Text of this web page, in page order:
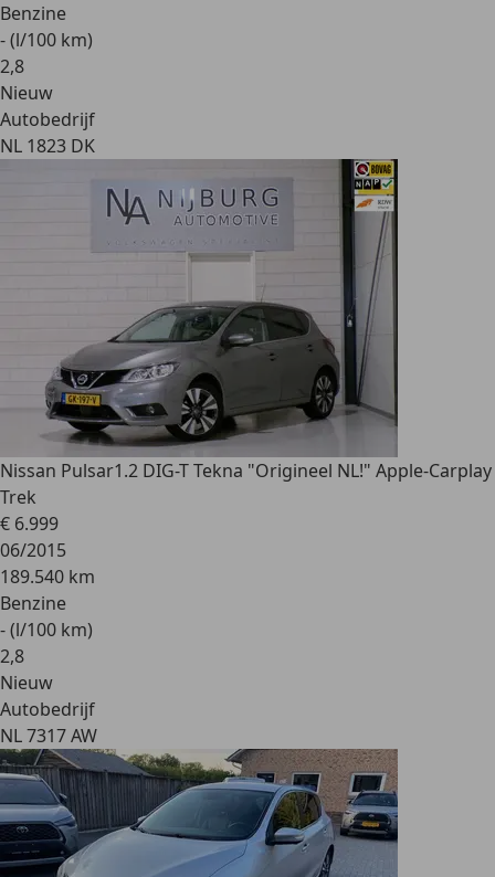
Benzine
- (l/100 km)
2,8
Nieuw
Autobedrijf
NL 1823 DK
Nissan Pulsar1.2 DIG-T Tekna "Origineel NL!" Apple-Carplay
Trek
€ 6.999
06/2015
189.540 km
Benzine
- (l/100 km)
2,8
Nieuw
Autobedrijf
NL 7317 AW